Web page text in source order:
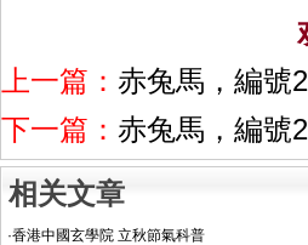
上一篇： 赤兔馬，編號
下一篇： 赤兔馬，編號
相关文章
·香港中國玄學院 立秋節氣科普